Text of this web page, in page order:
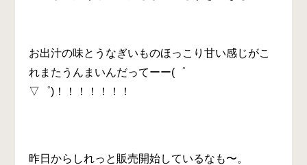
お出汁の味とうなぎいものほっこり甘い感じがこ
れまたうんまいんだってーー(゜
▽゜)！！！！！！！
昨日からしれっと販売開始しているなも〜。